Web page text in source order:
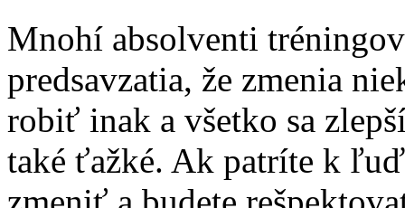
Mnohí absolventi
predsavzatia, že zmenia
robiť inak a všetko sa
také ťažké. Ak patríte k